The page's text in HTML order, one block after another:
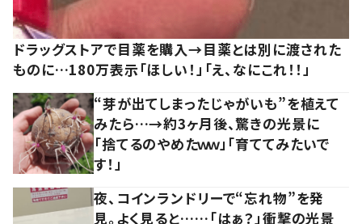
ドラッグストアで目薬を購入→目薬とは別に渡された
ものに…180万表示「ほしい！」「え、なにこれ！！」
“芽が出てしまったじゃがいも”を植えて
みたら…→約3ヶ月後、驚きの光景に
「捨てるのやめたｗｗ」「育ててみたいで
す！」
夜、コインランドリーで“忘れ物”を発
見。よく見ると……「はぁ？」衝撃の光景